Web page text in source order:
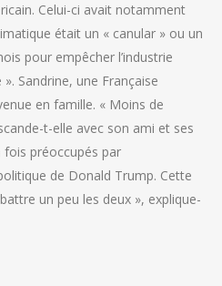
Celui-ci avait notamment
était un « canular » ou un
pour empêcher l’industrie
Sandrine, une Française
en famille. « Moins de
t-elle avec son ami et ses
préoccupés par
de Donald Trump. Cette
un peu les deux », explique-